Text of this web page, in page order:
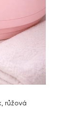
růžová